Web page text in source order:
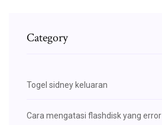
Category
Togel sidney keluaran
Cara mengatasi flashdisk yang error